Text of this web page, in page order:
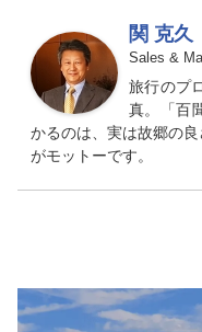
関 克久
Sales &
旅行のプ
真。「百
かるのは、実は故郷の
がモットーです。